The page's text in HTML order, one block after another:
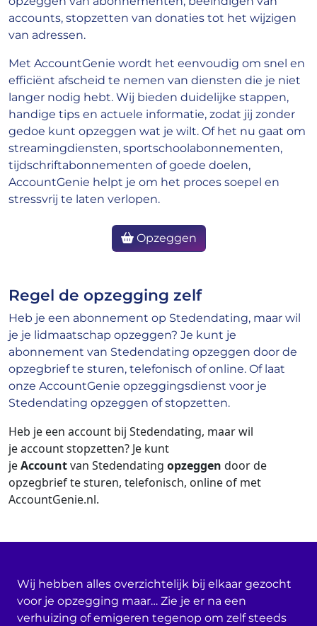
accounts, stopzetten van donaties tot het wijzigen
van adressen.
Met AccountGenie wordt het eenvoudig om snel en
efficiënt afscheid te nemen van diensten die je niet
langer nodig hebt. Wij bieden duidelijke stappen,
handige tips en actuele informatie, zodat jij zonder
gedoe kunt opzeggen wat je wilt. Of het nu gaat om
streamingdiensten, sportschoolabonnementen,
tijdschriftabonnementen of goede doelen,
AccountGenie helpt je om het proces soepel en
stressvrij te laten verlopen.
Opzeggen
Regel de opzegging zelf
Heb je een abonnement op Stedendating, maar wil
je je lidmaatschap opzeggen? Je kunt je
abonnement van Stedendating opzeggen door de
opzegbrief te sturen, telefonisch of online. Of laat
onze AccountGenie opzeggingsdienst voor je
Stedendating opzeggen of stopzetten.
Heb je een account bij Stedendating, maar wil
je account stopzetten? Je kunt
jeAccountvan Stedendating opzeggen door de
opzegbrief te sturen, telefonisch, online of met
AccountGenie.nl.
Wij hebben alles overzichtelijk bij elkaar gezocht
voor je opzegging maar… Zie je er na een
verhuizing of emigeren tegenop om zelf steeds